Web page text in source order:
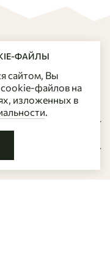
ФАЙЛЫ
сайтом, Вы
cookie-файлов на
изложенных в
.